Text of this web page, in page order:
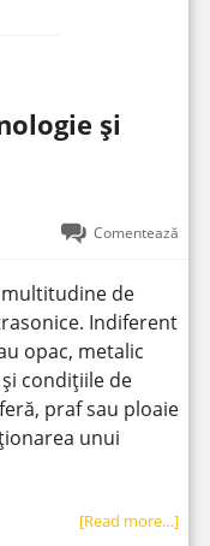
și
Comentează
de
Indiferent
opac, metalic
condițiile de
praf sau ploaie
unui
[Read more…]